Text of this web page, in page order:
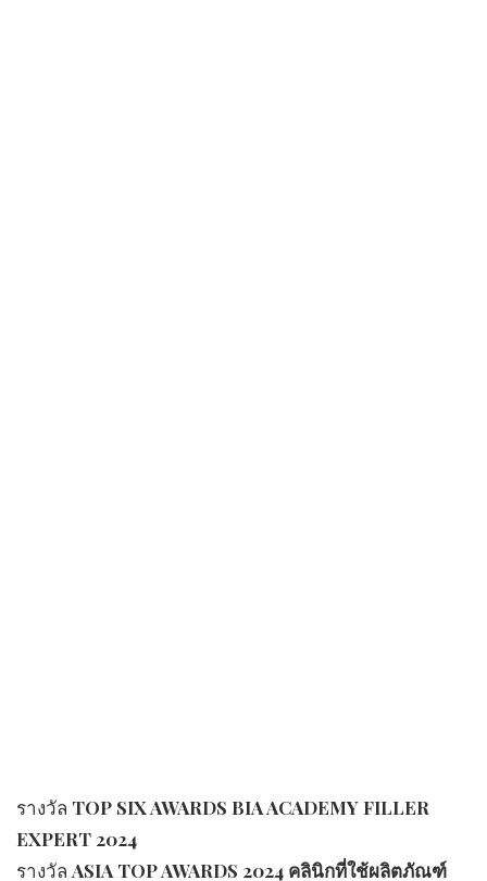
รางวัล TOP SIX AWARDS BIA ACADEMY FILLER
EXPERT 2024
รางวัล ASIA TOP AWARDS 2024 คลินิกที่ใช้ผลิตภัณฑ์